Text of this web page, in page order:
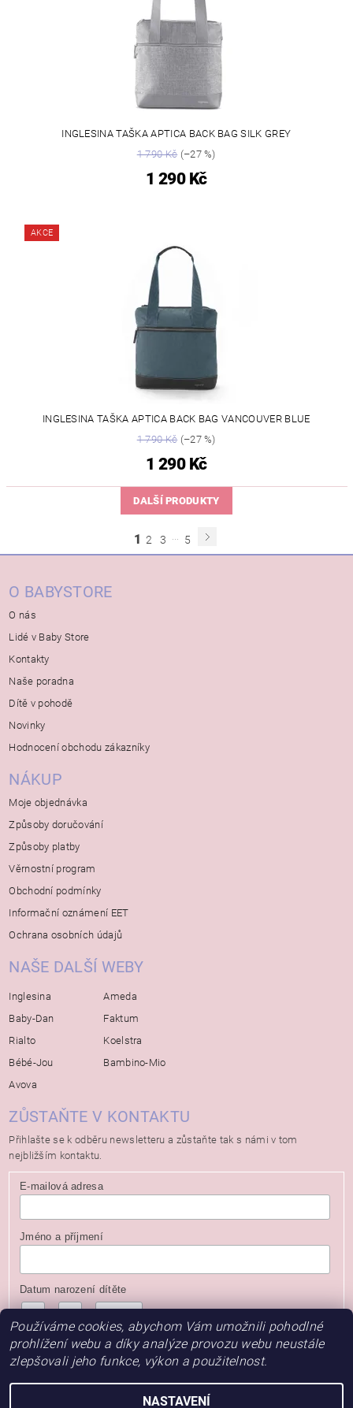
INGLESINA TAŠKA APTICA BACK BAG SILK GREY
1 790 Kč(–27 %)
1 290 Kč
AKCE
INGLESINA TAŠKA APTICA BACK BAG VANCOUVER BLUE
1 790 Kč(–27 %)
1 290 Kč
DALŠÍ PRODUKTY
1 2 3 5
O BABYSTORE
O nás
Lidé v Baby Store
Kontakty
Naše poradna
Dítě v pohodě
Novinky
Hodnocení obchodu zákazníky
NÁKUP
Moje objednávka
Způsoby doručování
Způsoby platby
Věrnostní program
Obchodní podmínky
Informační oznámení EET
Ochrana osobních údajů
NAŠE DALŠÍ WEBY
Inglesina
Baby-Dan
Rialto
Bébé-Jou
Avova
Ameda
Faktum
Koelstra
Bambino-Mio
ZŮSTAŇTE V KONTAKTU
Přihlašte se k odběru newsletteru a zůstaňte tak s námi v tom
nejbližším kontaktu.
E-mailová adresa
Jméno a příjmení
Datum narození dítěte
Používáme cookies, abychom Vám umožnili pohodlné
prohlížení webu a díky analýze provozu webu neustále
zlepšovali jeho funkce, výkon a použitelnost.
NASTAVENÍ